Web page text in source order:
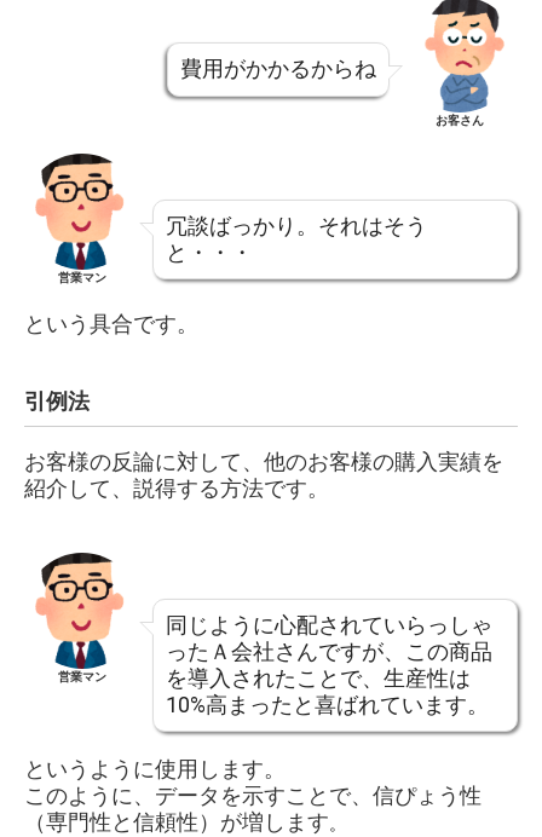
費用がかかるからね
お客さん
営業マン
冗談ばっかり。それはそう
と・・・
という具合です。
引例法
お客様の反論に対して、他のお客様の購入実績を
紹介して、説得する方法です。
営業マン
同じように心配されていらっしゃ
ったＡ会社さんですが、この商品
を導入されたことで、生産性は
10%高まったと喜ばれています。
というように使用します。
このように、データを示すことで、信ぴょう性
（専門性と信頼性）が増します。